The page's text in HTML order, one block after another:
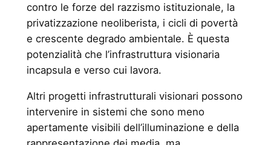
contro le forze del razzismo istituzionale, la
privatizzazione neoliberista, i cicli di povertà
e crescente degrado ambientale. È questa
potenzialità che l’infrastruttura visionaria
incapsula e verso cui lavora.
Altri progetti infrastrutturali visionari possono
intervenire in sistemi che sono meno
apertamente visibili dell’illuminazione e della